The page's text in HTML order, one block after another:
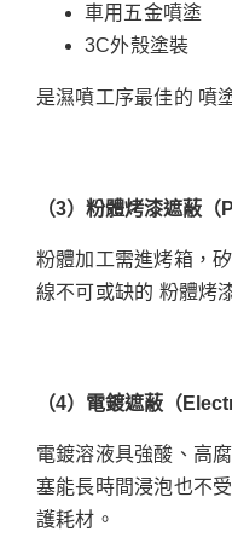
車用五金噴塗
3C外殼塗裝
是濕噴工序最佳的 噴
（3）粉體烤漆遮蔽
粉體加工需進烤箱，
線不可或缺的 粉體烤
（4）電鍍遮蔽（
電鍍溶液具強酸、高
塞能長時間浸泡也不
護耗材。